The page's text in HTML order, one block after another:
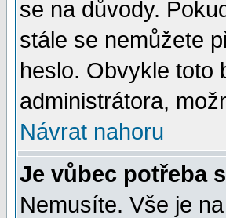
se na důvody.
stále se nemůžete
heslo. Obvykle toto
administrátora,
Návrat nahoru
Je vůbec potřeba
Nemusíte. Vše je